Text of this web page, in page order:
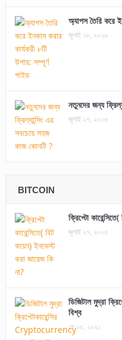
অ্যাপস তৈরি করে
জুলাই ২৮, ২০২৬
নতুনদের জন্য
জুলাই ২৭, ২০২৬
BITCOIN
ক্রিপ্টো
জুলাই ২৭, ২০২৩
ডিজিটাল মুদ্রা
বিশ্ব
মে ০৫, ২০২১